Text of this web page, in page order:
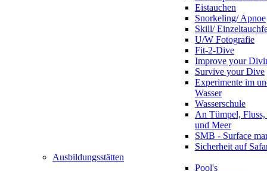
Eistauchen
Snorkeling/ Apnoe
Skill/
U/W Fotografie
Fit-2-Dive
Improve your
Survive your Dive
Experimente im
Wasser
Wasserschule
An Tümpel,
und Meer
SMB - Surface
Sicherheit auf
Ausbildungsstätten
Pool's